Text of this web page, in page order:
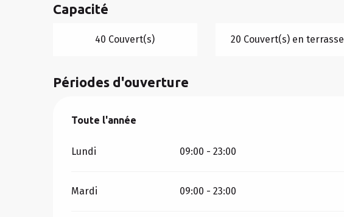
Capacité
40 Couvert(s) 20 Couvert(s) en terrasse
Périodes d'ouverture
Toute l'année
Toute l'année
Lundi 09:00 - 23:00
Mardi 09:00 - 23:00